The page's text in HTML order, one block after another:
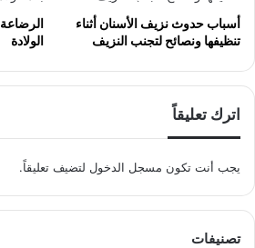
أسباب حدوث نزيف الأسنان أثناء
تنظيفها ونصائح لتجنب النزيف
الرضاعة
الولادة
اترك تعليقاً
يجب أنت تكون مسجل الدخول لتضيف تعليقاً.
تصنيفات